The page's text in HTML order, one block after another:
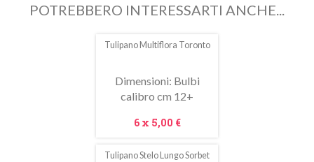
POTREBBERO INTERESSARTI ANCHE...
Tulipano Multiflora Toronto
Dimensioni: Bulbi
calibro cm 12+
Prezzo
6 x 5,00 €
Tulipano Stelo Lungo Sorbet